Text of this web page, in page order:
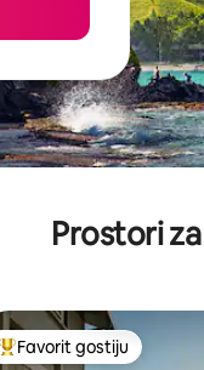
Prostori
Glavni favorit gostiju
Favorit gostiju